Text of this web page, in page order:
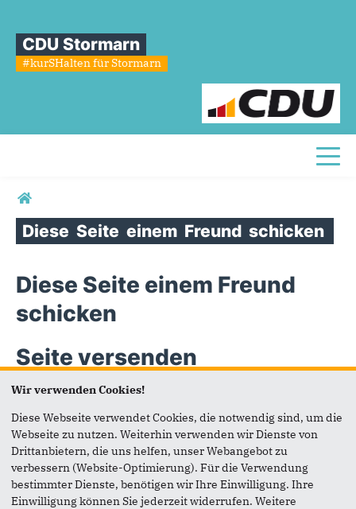
CDU Stormarn
#kurSHalten für Stormarn
Sie sind hier
Diese Seite einem Freund schicken
Diese Seite einem Freund
schicken
Seite versenden
weiterempfehlen.
Anmerkung: Ihre E-Mail-Adresse wird benötigt um die
Personen, denen Sie die Seite weiterempfehlen, zu
informieren, von wem die Empfehlung kommt, und dass es
kein Spam ist.
Wir verwenden Cookies!
Diese Webseite verwendet Cookies, die notwendig sind, um die
Webseite zu nutzen. Weiterhin verwenden wir Dienste von
Drittanbietern, die uns helfen, unser Webangebot zu
verbessern (Website-Optimierung). Für die Verwendung
bestimmter Dienste, benötigen wir Ihre Einwilligung. Ihre
Einwilligung können Sie jederzeit widerrufen. Weitere